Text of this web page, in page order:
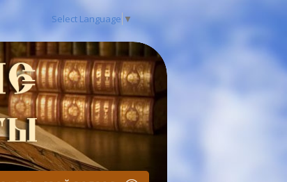
Select Language ▼